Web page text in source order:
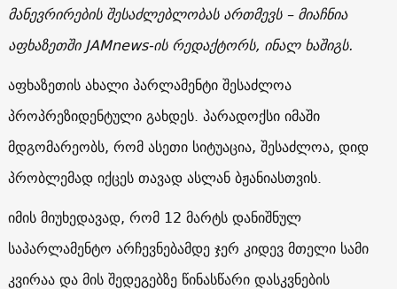
მანევრირების შესაძლებლობას ართმევს – მიაჩნია
აფხაზეთში JAMnews-ის რედაქტორს, ინალ ხაშიგს.
აფხაზეთის ახალი პარლამენტი შესაძლოა
პროპრეზიდენტული გახდეს. პარადოქსი იმაში
მდგომარეობს, რომ ასეთი სიტუაცია, შესაძლოა, დიდ
პრობლემად იქცეს თავად ასლან ბჟანიასთვის.
იმის მიუხედავად, რომ 12 მარტს დანიშნულ
საპარლამენტო არჩევნებამდე ჯერ კიდევ მთელი სამი
კვირაა და მის შედეგებზე წინასწარი დასკვნების